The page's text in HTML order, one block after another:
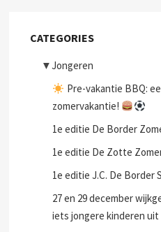
CATEGORIES
▼Jongeren
Pre-vakantie BBQ:
zomervakantie!
1e editie De Border
1e editie De Zotte
1e editie J.C. De Border
27 en 29 december
iets jongere kinderen uit